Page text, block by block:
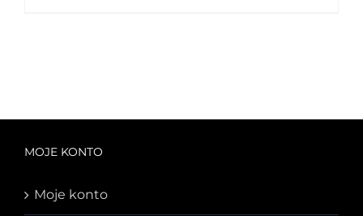
MOJE KONTO
Moje konto